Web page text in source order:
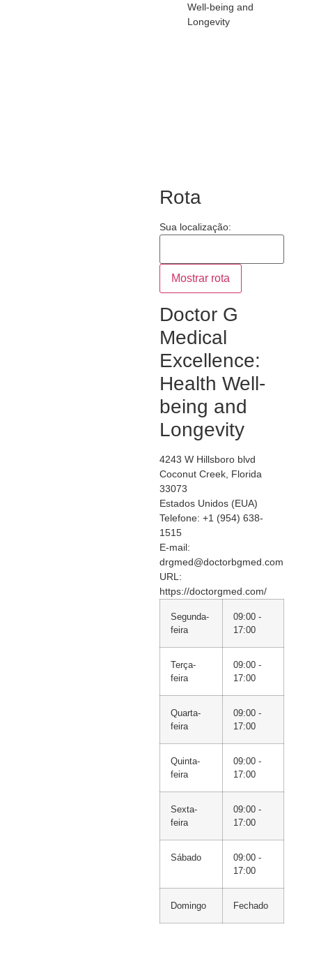
Well-being and
Longevity
Rota
Sua localização:
Doctor G
Medical
Excellence:
Health Well-
being and
Longevity
4243 W Hillsboro blvd
Coconut Creek, Florida
33073
Estados Unidos (EUA)
Telefone: +1 (954) 638-
1515
E-mail:
drgmed@doctorbgmed.com
URL:
https://doctorgmed.com/
Segunda-
feira
09:00 -
17:00
Terça-
feira
09:00 -
17:00
Quarta-
feira
09:00 -
17:00
Quinta-
feira
09:00 -
17:00
Sexta-
feira
09:00 -
17:00
Sábado
09:00 -
17:00
Domingo Fechado